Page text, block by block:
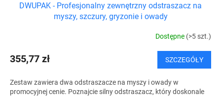
DWUPAK - Profesjonalny zewnętrzny odstraszacz na
myszy, szczury, gryzonie i owady
Dostępne (>5 szt.)
355,77 zł SZCZEGÓŁY
Zestaw zawiera dwa odstraszacze na myszy i owady w
promocyjnej cenie. Poznajcie silny odstraszacz, który doskonale